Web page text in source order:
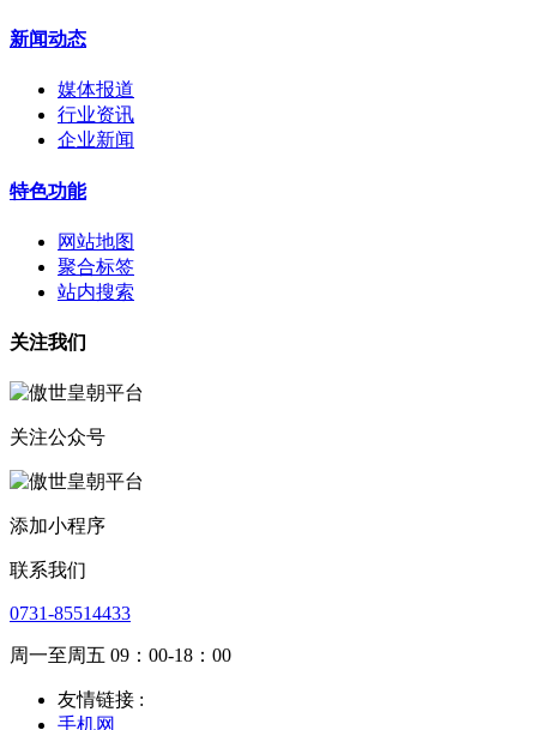
新闻动态
媒体报道
行业资讯
企业新闻
特色功能
网站地图
聚合标签
站内搜索
关注我们
关注公众号
添加小程序
联系我们
0731-85514433
周一至周五 09：00-18：00
友情链接 :
手机网